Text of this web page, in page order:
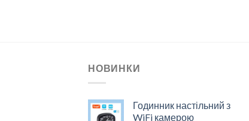
НОВИНКИ
Годинник настільний з
WiFi камерою